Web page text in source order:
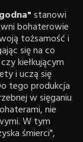
stanowi
bohaterowie
tożsamość i
się na co
kiełkującym
i uczą się
tego produkcja
w sięganiu
nie
W tym
śmierci",